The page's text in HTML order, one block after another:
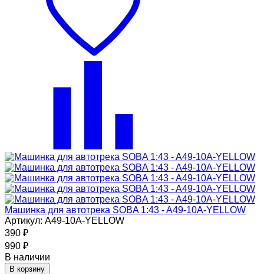
Машинка для автотрека SOBA 1:43 - A49-10A-YELLOW
Артикул: A49-10A-YELLOW
390 ₽
990 ₽
В наличии
В корзину